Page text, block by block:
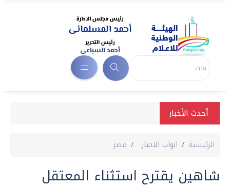
أحدث الأخبار
الرئيسية ابواب الاخبار مصر
شاهين يقترح استثناء المعتقل